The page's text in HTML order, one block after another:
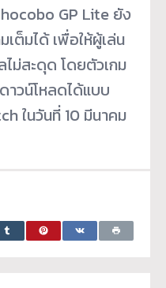
GP Lite ยัง
เต็มได้ เพื่อให้ผู้เล่น
ม่สะดุด โดยตัวเกม
าวน์โหลดได้แบบ
ในวันที่ 10 มีนาคม